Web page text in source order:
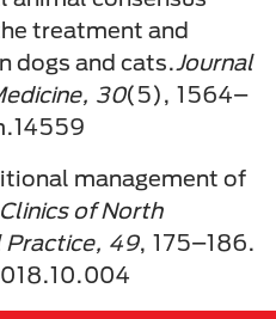
treatment and
dogs and cats.Journal
30(5), 1564–
management of
of North
Practice, 49, 175–186.